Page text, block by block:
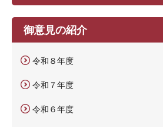
御意見の紹介
令和８年度
令和７年度
令和６年度